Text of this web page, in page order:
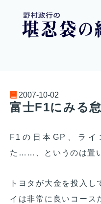
2007-10-02
富士F1にみる
F1の日本GP、ライ
た……、というのは置
トヨタが大金を投入し
イは非常に良いコース